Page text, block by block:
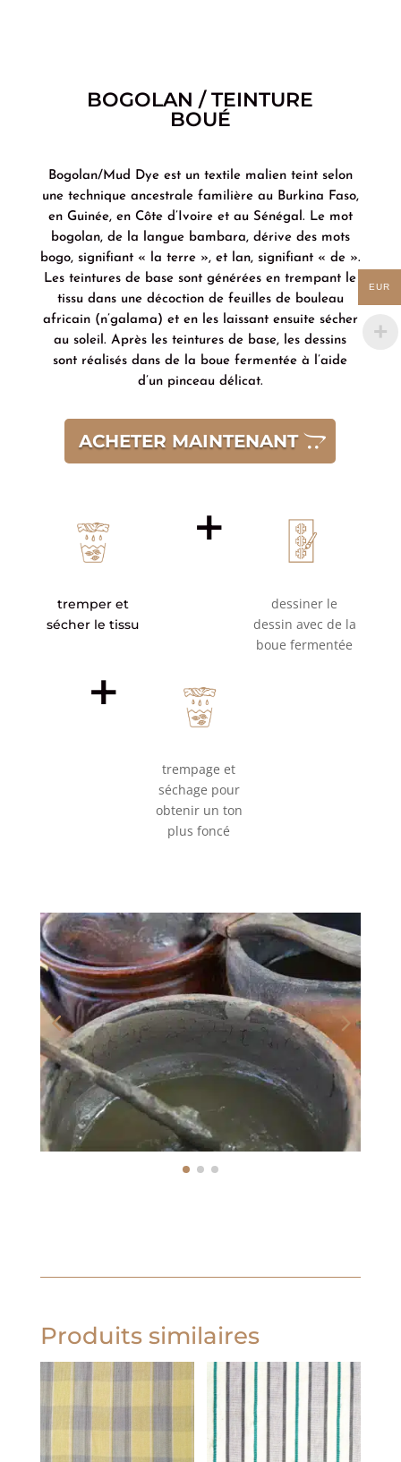
BOGOLAN / TEINTURE
BOUÉ
Bogolan/Mud Dye est un textile malien teint selon
une technique ancestrale familière au Burkina Faso,
en Guinée, en Côte d’Ivoire et au Sénégal. Le mot
bogolan, de la langue bambara, dérive des mots
bogo, signifiant « la terre », et lan, signifiant « de ».
Les teintures de base sont générées en trempant le
tissu dans une décoction de feuilles de bouleau
africain (n’galama) et en les laissant ensuite sécher
au soleil. Après les teintures de base, les dessins
sont réalisés dans de la boue fermentée à l’aide
d’un pinceau délicat.
ACHETER MAINTENANT
tremper et
sécher le tissu
+
dessiner le
dessin avec de la
boue fermentée
+
trempage et
séchage pour
obtenir un ton
plus foncé
Produits similaires
EUR